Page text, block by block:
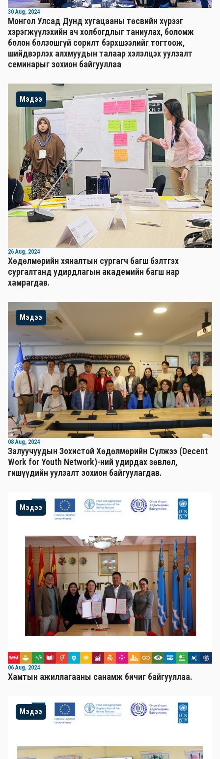
30 Aug, 2024
Монгол Улсад Дунд хугацааны төсвийн хүрээг
хэрэгжүүлэхийн ач холбогдлыг таниулах, боломж
болон болзошгүй сорилт бэрхшээлийг тогтоож,
шийдвэрлэх алхмуудын талаар хэлэлцэх уулзалт
семинарыг зохион байгууллаа
Мэдээ
26 Aug, 2024
Хөдөлмөрийн хяналтын сургагч багш бэлтгэх
сургалтанд удирдлагын академийн багш нар
хамрагдав.
Мэдээ
08 Aug, 2024
Залуучуудын Зохистой Хөдөлмөрийн Сүлжээ (Decent
Work for Youth Network)-ний удирдах зөвлөл,
гишүүдийн уулзалт зохион байгуулагдав.
Мэдээ
06 Aug, 2024
Хамтын ажиллагааны санамж бичиг байгууллаа.
Мэдээ